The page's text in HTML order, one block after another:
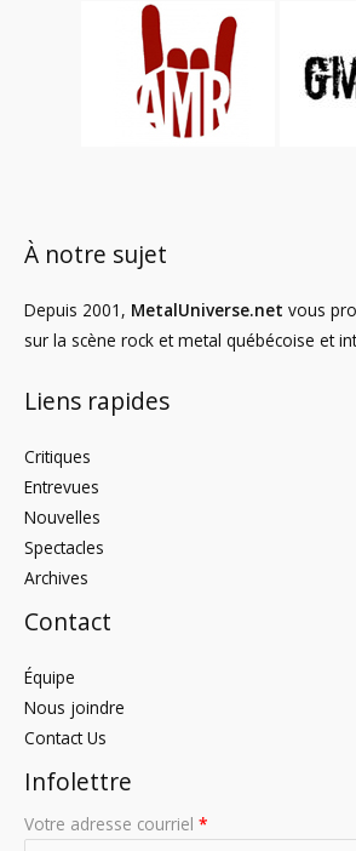
À notre sujet
Depuis 2001, MetalUniverse.net vous
sur la scène rock et metal québécoise et
Liens rapides
Critiques
Entrevues
Nouvelles
Spectacles
Archives
Contact
Équipe
Nous joindre
Contact Us
Infolettre
Votre adresse courriel *